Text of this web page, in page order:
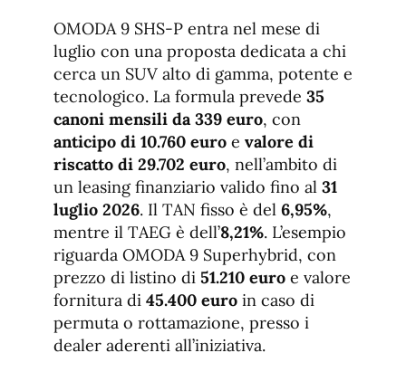
de
fuente
de
fuente.
OMODA 9 SHS-P entra nel mese di
luglio con una proposta dedicata a chi
cerca un SUV alto di gamma, potente e
tecnologico. La formula prevede 35
canoni mensili da 339 euro, con
anticipo di 10.760 euro e valore di
riscatto di 29.702 euro, nell’ambito di
un leasing finanziario valido fino al 31
luglio 2026. Il TAN fisso è del 6,95%,
mentre il TAEG è dell’8,21%. L’esempio
riguarda OMODA 9 Superhybrid, con
prezzo di listino di 51.210 euro e valore
fornitura di 45.400 euro in caso di
permuta o rottamazione, presso i
dealer aderenti all’iniziativa.